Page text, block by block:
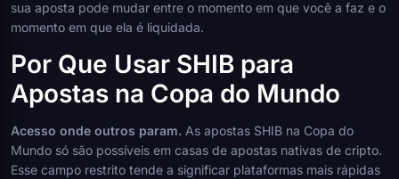
sua aposta pode mudar entre o momento em que você a faz e o
momento em que ela é liquidada.
Por Que Usar SHIB para
Apostas na Copa do Mundo
Acesso onde outros param. As apostas SHIB na Copa do
Mundo só são possíveis em casas de apostas nativas de cripto.
Esse campo restrito tende a significar plataformas mais rápidas